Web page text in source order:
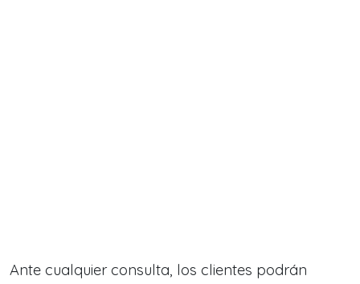
Ante cualquier consulta, los clientes podrán